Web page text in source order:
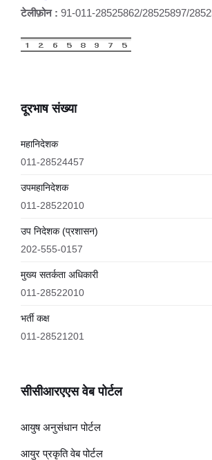
टेलीफ़ोन : 91-011-28525862/28525897/
दूरभाष संख्या
महानिदेशक
011-28524457
उपमहानिदेशक
011-28522010
उप निदेशक (प्रशासन)
202-555-0157
मुख्य सतर्कता अधिकारी
011-28522010
भर्ती कक्ष
011-28521201
सीसीआरएएस वेब पोर्टल
आयुष अनुसंधान पोर्टल
आयुर प्रकृति वेब पोर्टल